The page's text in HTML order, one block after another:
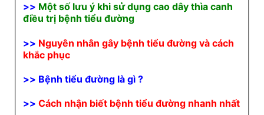
>> Một số lưu ý khi sử dụng cao dây thìa canh
điều trị bệnh tiểu đường
>> Nguyên nhân gây bệnh tiểu đường và cách
khắc phục
>> Bệnh tiểu đường là gì ?
>> Cách nhận biết bệnh tiểu đường nhanh nhất